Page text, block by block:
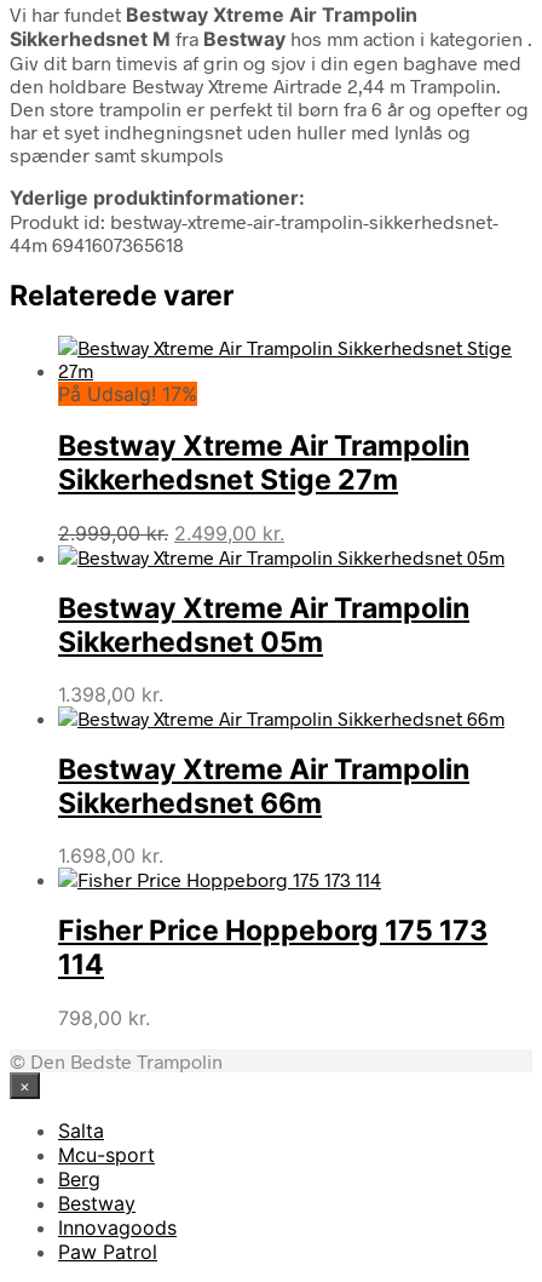
Vi har fundet Bestway Xtreme Air Trampolin
Sikkerhedsnet M fra Bestway hos mm action i kategorien .
Giv dit barn timevis af grin og sjov i din egen baghave med
den holdbare Bestway Xtreme Airtrade 2,44 m Trampolin.
Den store trampolin er perfekt til børn fra 6 år og opefter og
har et syet indhegningsnet uden huller med lynlås og
spænder samt skumpols
Yderlige produktinformationer:
Produkt id: bestway-xtreme-air-trampolin-sikkerhedsnet-
44m 6941607365618
Relaterede varer
På Udsalg! 17%
Bestway Xtreme Air Trampolin
Sikkerhedsnet Stige 27m
2.999,00kr. Den
oprindelige
var:
2.999,00 kr..
2.499,00 kr.
aktuelle
er:
2.499,00 kr..
Bestway Xtreme Air Trampolin
Sikkerhedsnet 05m
1.398,00 kr.
Bestway Xtreme Air Trampolin
Sikkerhedsnet 66m
1.698,00 kr.
Fisher Price Hoppeborg 175 173
114
798,00 kr.
© Den Bedste Trampolin
×
Salta
Mcu-sport
Berg
Bestway
Innovagoods
Paw Patrol